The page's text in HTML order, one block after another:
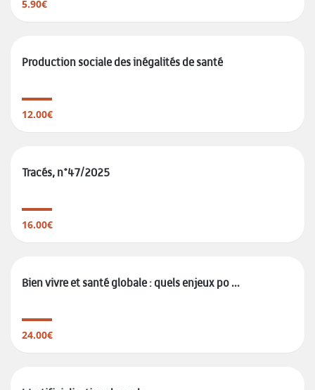
5.90€
Production sociale des inégalités de santé
12.00€
Tracés, n°47/2025
16.00€
Bien vivre et santé globale : quels enjeux po ...
24.00€